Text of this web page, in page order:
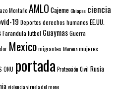
MontañoAMLO CajemeChiapas ciencia
19 Deportes derechos humanos EE.UU.
Farandula futbol GuaymasGuerra
Mexicomigrantes Morenamujeres
ONU portada Protección Civil Rusia
violenciaviruela del mono